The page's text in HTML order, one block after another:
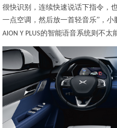
很快识别，连续快速说话下指令，
一点空调，然后放一首轻音乐”，小
AION Y PLUS的智能语音系统则不太